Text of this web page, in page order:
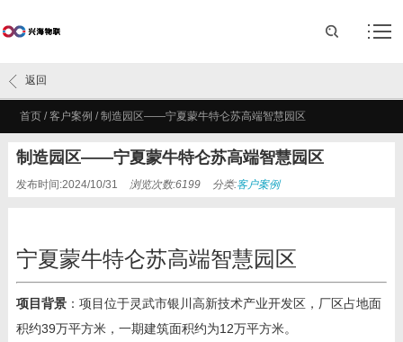
首页 /客户案例 /制造园区——宁夏蒙牛特仑苏高端智慧园区
返回
制造园区——宁夏蒙牛特仑苏高端智慧园区
发布时间:2024/10/31 浏览次数:6199 分类:客户案例
宁夏蒙牛特仑苏高端智慧园区
项目背景：项目位于灵武市银川高新技术产业开发区，厂区占地面
积约39万平方米，一期建筑面积约为12万平方米。